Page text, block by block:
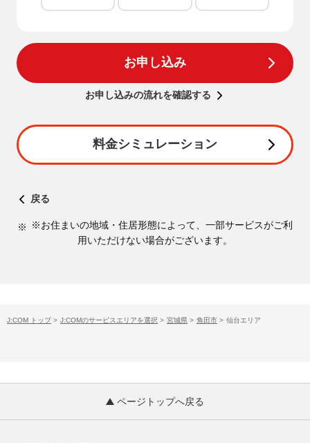
お申し込み
お申し込みの流れを確認する
料金シミュレーション
戻る
※お住まいの地域・住居形態によって、一部サービスがご利
用いただけない場合がございます。
J:COM トップ > J:COMのサービスエリアを選択 > 宮城県 > 角田市 > 仙台エリア
ページトップへ戻る